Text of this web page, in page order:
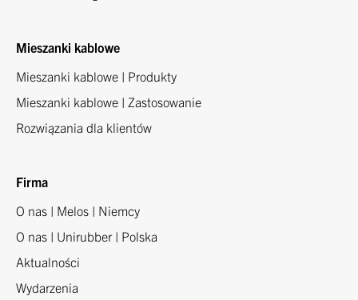
Mieszanki kablowe
Mieszanki kablowe | Produkty
Mieszanki kablowe | Zastosowanie
Rozwiązania dla klientów
Firma
O nas | Melos | Niemcy
O nas | Unirubber | Polska
Aktualności
Wydarzenia